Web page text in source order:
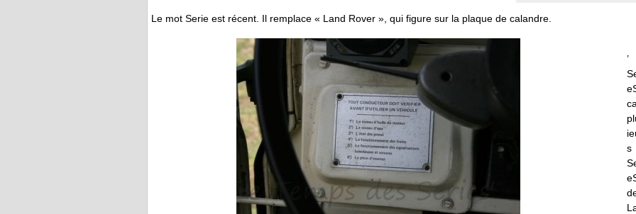
Le mot Serie est récent. Il remplace « Land Rover », qui figure sur la plaque de calandre.
’
s